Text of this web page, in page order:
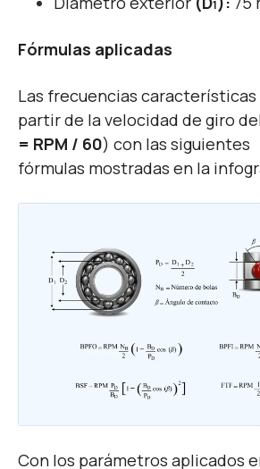
1
Fórmulas aplicadas
Las frecuencias características
partir de la velocidad de giro
= RPM / 60) con las siguientes
fórmulas mostradas en la
Con los parámetros aplicados